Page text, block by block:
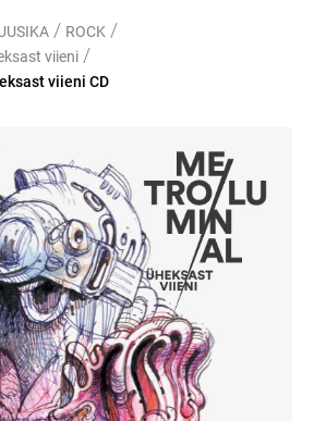
/ ROCK /
viieni /
viieni CD